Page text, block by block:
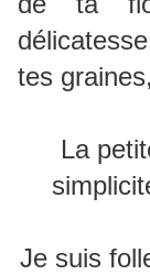
tes
La
Je suis